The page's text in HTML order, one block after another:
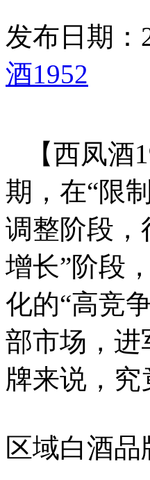
发布日期：
酒1952
【西凤酒
期，在“限
调整阶段，
增长”阶段
化的“高竞
部市场，进
牌来说，究
区域白酒